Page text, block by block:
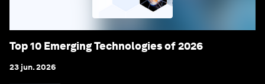
Top 10 Emerging Technologies of 2026
23 jun. 2026